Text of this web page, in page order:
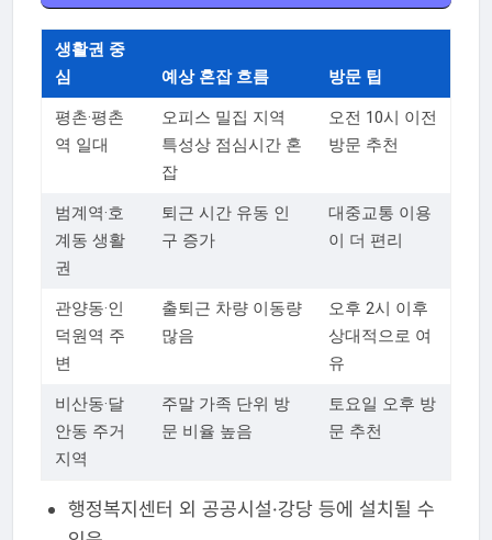
생활권 중
심
예상 혼잡 흐름 방문 팁
평촌·평촌
역 일대
오피스 밀집 지역
특성상 점심시간 혼
잡
오전 10시 이전
방문 추천
범계역·호
계동 생활
권
퇴근 시간 유동 인
구 증가
대중교통 이용
이 더 편리
관양동·인
덕원역 주
변
출퇴근 차량 이동량
많음
오후 2시 이후
상대적으로 여
유
비산동·달
안동 주거
지역
주말 가족 단위 방
문 비율 높음
토요일 오후 방
문 추천
행정복지센터 외 공공시설·강당 등에 설치될 수